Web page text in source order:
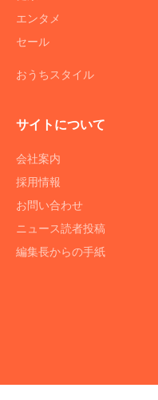
エンタメ
セール
おうちスタイル
サイトについて
会社案内
採用情報
お問い合わせ
ニュース読者投稿
編集長からの手紙